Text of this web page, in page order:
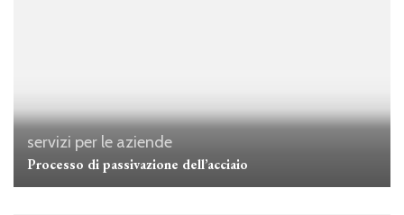
servizi per le aziende
Processo di passivazione dell’acciaio